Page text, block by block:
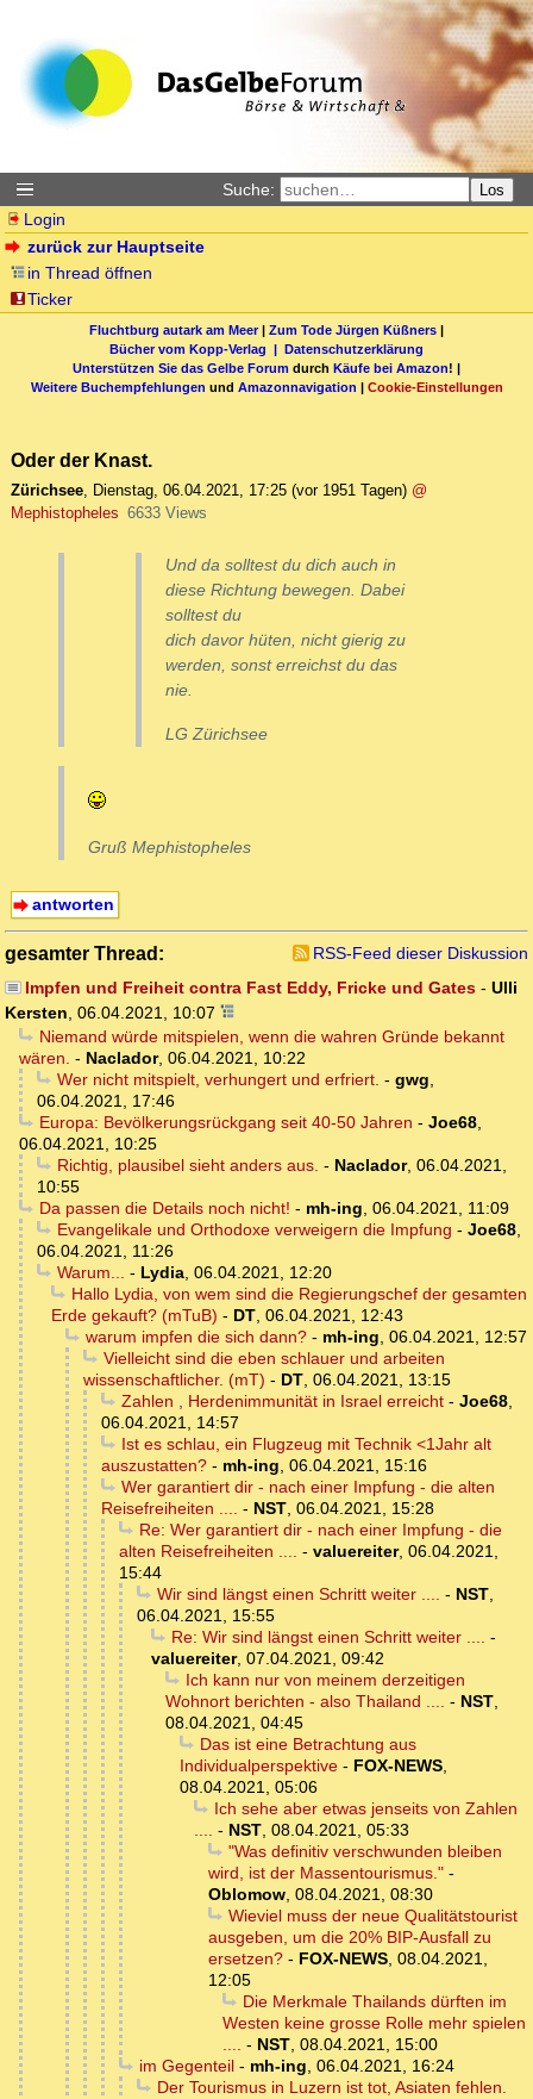
Suche: Los
Login
zurück zur Hauptseite
in Thread öffnen
Ticker
Fluchtburg autark am Meer| Zum Tode Jürgen Küßners |
Bücher vom Kopp-Verlag | Datenschutzerklärung
Unterstützen Sie das Gelbe Forum durch Käufe bei Amazon! |
Weitere Buchempfehlungen und Amazonnavigation | Cookie-Einstellungen
Oder der Knast.
Zürichsee, Dienstag, 06.04.2021, 17:25 (vor 1951 Tagen) @
Mephistopheles 6633 Views
Und da solltest du dich auch in
diese Richtung bewegen. Dabei
solltest du
dich davor hüten, nicht gierig zu
werden, sonst erreichst du das
nie.
LG Zürichsee
Gruß Mephistopheles
antworten
gesamter Thread:
RSS-Feed dieser Diskussion
Impfen und Freiheit contra Fast Eddy, Fricke und Gates- Ulli
Kersten, 06.04.2021, 10:07
Niemand würde mitspielen, wenn die wahren Gründe bekannt
wären. - Naclador, 06.04.2021, 10:22
Wer nicht mitspielt, verhungert und erfriert. - gwg,
06.04.2021, 17:46
Europa: Bevölkerungsrückgang seit 40-50 Jahren - Joe68,
06.04.2021, 10:25
Richtig, plausibel sieht anders aus. - Naclador, 06.04.2021,
10:55
Da passen die Details noch nicht! - mh-ing, 06.04.2021, 11:09
Evangelikale und Orthodoxe verweigern die Impfung - Joe68,
06.04.2021, 11:26
Warum... - Lydia, 06.04.2021, 12:20
Hallo Lydia, von wem sind die Regierungschef der gesamten
Erde gekauft? (mTuB) - DT, 06.04.2021, 12:43
warum impfen die sich dann?- mh-ing, 06.04.2021, 12:57
Vielleicht sind die eben schlauer und arbeiten
wissenschaftlicher. (mT) - DT, 06.04.2021, 13:15
Zahlen , Herdenimmunität in Israel erreicht- Joe68,
06.04.2021, 14:57
Ist es schlau, ein Flugzeug mit Technik <1Jahr alt
auszustatten? - mh-ing, 06.04.2021, 15:16
Wer garantiert dir - nach einer Impfung - die alten
Reisefreiheiten .... - NST, 06.04.2021, 15:28
Re: Wer garantiert dir - nach einer Impfung - die
alten Reisefreiheiten .... - valuereiter, 06.04.2021,
15:44
Wir sind längst einen Schritt weiter .... - NST,
06.04.2021, 15:55
Re: Wir sind längst einen Schritt weiter .... -
valuereiter, 07.04.2021, 09:42
Ich kann nur von meinem derzeitigen
Wohnort berichten - also Thailand .... - NST,
08.04.2021, 04:45
Das ist eine Betrachtung aus
Individualperspektive - FOX-NEWS,
08.04.2021, 05:06
Ich sehe aber etwas jenseits von Zahlen
.... - NST, 08.04.2021, 05:33
"Was definitiv verschwunden bleiben
wird, ist der Massentourismus." -
Oblomow, 08.04.2021, 08:30
Wieviel muss der neue Qualitätstourist
ausgeben, um die 20% BIP-Ausfall zu
ersetzen? - FOX-NEWS, 08.04.2021,
12:05
Die Merkmale Thailands dürften im
Westen keine grosse Rolle mehr spielen
.... - NST, 08.04.2021, 15:00
im Gegenteil- mh-ing, 06.04.2021, 16:24
Der Tourismus in Luzern ist tot, Asiaten fehlen.